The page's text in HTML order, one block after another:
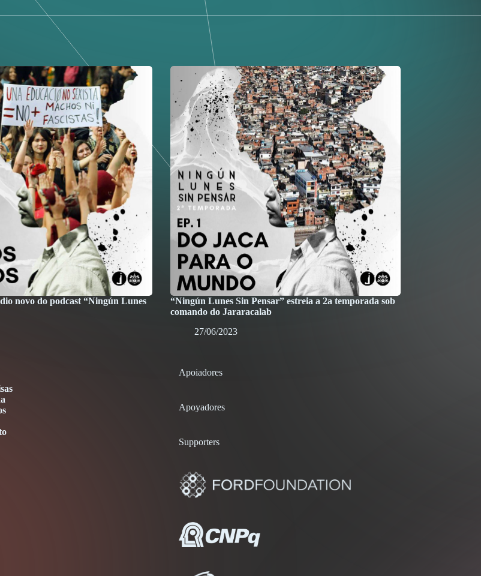
novo do podcast “Ningún Lunes
“Ningún Lunes Sin Pensar” estreia a 2a temporada sob
comando do Jararacalab
27/06/2023
Apoiadores
Apoyadores
Supporters